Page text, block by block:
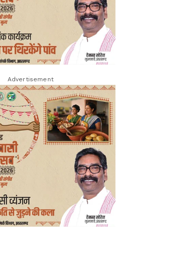
Advertisement